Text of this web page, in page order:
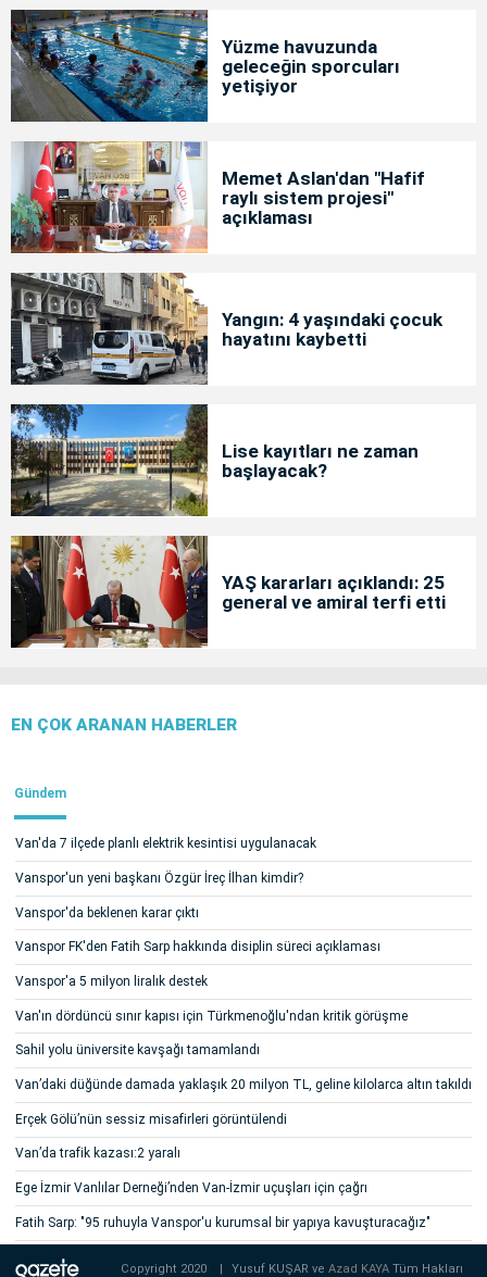
Yüzme havuzunda
geleceğin sporcuları
yetişiyor
Memet Aslan'dan "Hafif
raylı sistem projesi"
açıklaması
Yangın: 4 yaşındaki çocuk
hayatını kaybetti
Lise kayıtları ne zaman
başlayacak?
YAŞ kararları açıklandı: 25
general ve amiral terfi etti
EN ÇOK ARANAN HABERLER
Gündem
Van'da 7 ilçede planlı elektrik kesintisi uygulanacak
Vanspor'un yeni başkanı Özgür İreç İlhan kimdir?
Vanspor'da beklenen karar çıktı
Vanspor FK'den Fatih Sarp hakkında disiplin süreci açıklaması
Vanspor'a 5 milyon liralık destek
Van'ın dördüncü sınır kapısı için Türkmenoğlu'ndan kritik görüşme
Sahil yolu üniversite kavşağı tamamlandı
Van’daki düğünde damada yaklaşık 20 milyon TL, geline kilolarca altın takıldı
Erçek Gölü’nün sessiz misafirleri görüntülendi
Van’da trafik kazası:2 yaralı
Ege İzmir Vanlılar Derneği’nden Van-İzmir uçuşları için çağrı
Fatih Sarp: "95 ruhuyla Vanspor'u kurumsal bir yapıya kavuşturacağız"
Copyright 2020 Yusuf KUŞAR veAzad KAYATüm Hakları